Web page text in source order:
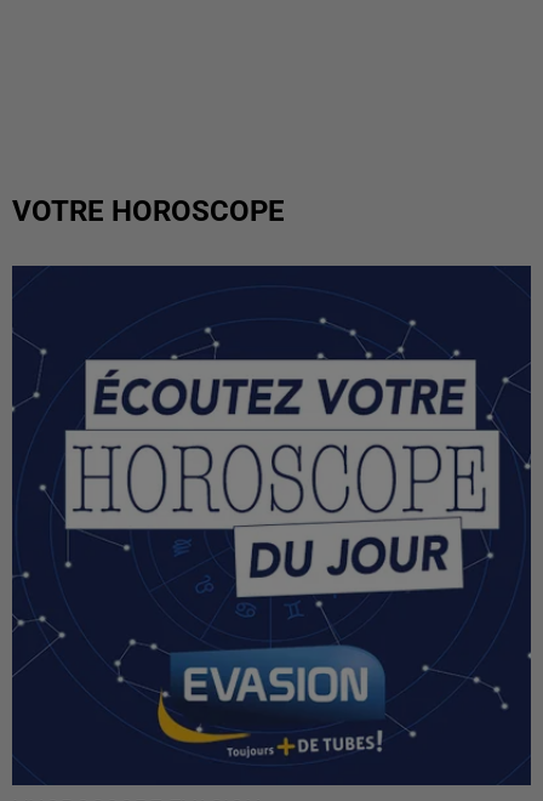
VOTRE HOROSCOPE